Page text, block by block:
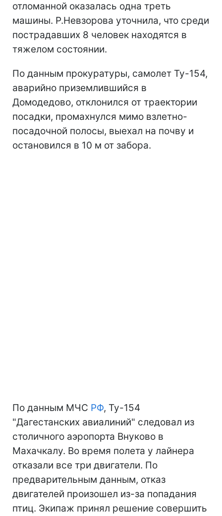
отломанной оказалась одна треть
машины. Р.Невзорова уточнила, что среди
пострадавших 8 человек находятся в
тяжелом состоянии.
По данным прокуратуры, самолет Ту-154,
аварийно приземлившийся в
Домодедово, отклонился от траектории
посадки, промахнулся мимо взлетно-
посадочной полосы, выехал на почву и
остановился в 10 м от забора.
По данным МЧС РФ, Ту-154
"Дагестанских авиалиний" следовал из
столичного аэропорта Внуково в
Махачкалу. Во время полета у лайнера
отказали все три двигатели. По
предварительным данным, отказ
двигателей произошел из-за попадания
птиц. Экипаж принял решение совершить